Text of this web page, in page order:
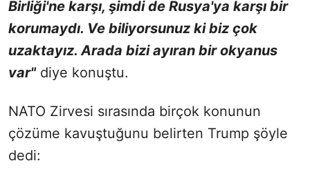
Birliği'ne karşı, şimdi de Rusya'ya karşı bir
korumaydı. Ve biliyorsunuz ki biz çok
uzaktayız. Arada bizi ayıran bir okyanus
var"diye konuştu.
NATO Zirvesi sırasında birçok konunun
çözüme kavuştuğunu belirten Trump şöyle
dedi: